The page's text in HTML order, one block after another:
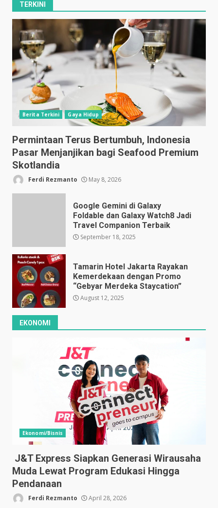
TERKINI
Berita Terkini Gaya Hidup
Permintaan Terus Bertumbuh, Indonesia
Pasar Menjanjikan bagi Seafood Premium
Skotlandia
Ferdi Rezmanto May 8, 2026
Google Gemini di Galaxy
Foldable dan Galaxy Watch8 Jadi
Travel Companion Terbaik
September 18, 2025
Tamarin Hotel Jakarta Rayakan
Kemerdekaan dengan Promo
“Gebyar Merdeka Staycation”
August 12, 2025
EKONOMI
Ekonomi/Bisnis
J&T Express Siapkan Generasi Wirausaha
Muda Lewat Program Edukasi Hingga
Pendanaan
Ferdi Rezmanto April 28, 2026